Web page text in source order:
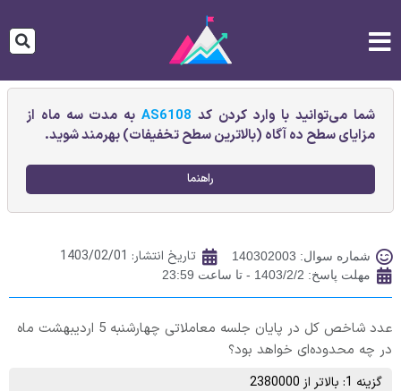
شما می‌توانید با وارد کردن کد AS6108به مدت سه ماه از
مزایای سطح ده آگاه (بالاترین سطح تخفیفات) بهرمند شوید.
راهنما
شماره سوال: 140302003 تاریخ انتشار: 1403/02/01
مهلت پاسخ: 1403/2/2 - تا ساعت 23:59
عدد شاخص کل در پایان جلسه معاملاتی چهارشنبه 5 اردیبهشت ماه
در چه محدوده‌ای خواهد بود؟
گزینه 1: بالاتر از 2380000